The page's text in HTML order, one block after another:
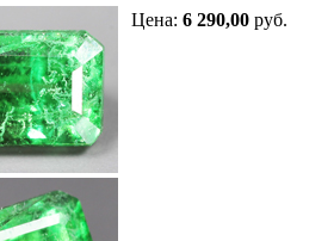
Цена: 6 290,00 руб.